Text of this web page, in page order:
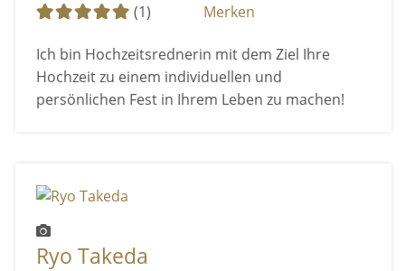
(1)
Merken
Ich bin Hochzeitsrednerin mit dem Ziel Ihre
Hochzeit zu einem individuellen und
persönlichen Fest in Ihrem Leben zu machen!
Ryo Takeda